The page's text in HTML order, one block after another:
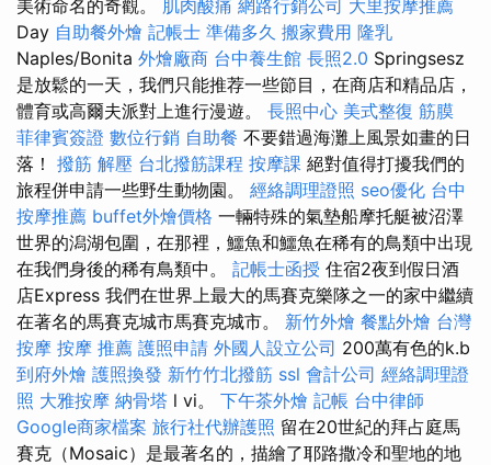
美術命名的奇觀。 肌肉酸痛 網路行銷公司 大里按摩推薦
Day 自助餐外燴 記帳士 準備多久 搬家費用 隆乳
Naples/Bonita 外燴廠商 台中養生館 長照2.0 Springsesz
是放鬆的一天，我們只能推荐一些節目，在商店和精品店，
體育或高爾夫派對上進行漫遊。 長照中心 美式整復 筋膜
菲律賓簽證 數位行銷 自助餐 不要錯過海灘上風景如畫的日
落！ 撥筋 解壓 台北撥筋課程 按摩課 絕對值得打擾我們的
旅程併申請一些野生動物園。 經絡調理證照 seo優化 台中
按摩推薦 buffet外燴價格 一輛特殊的氣墊船摩托艇被沼澤
世界的潟湖包圍，在那裡，鱷魚和鱷魚在稀有的鳥類中出現
在我們身後的稀有鳥類中。 記帳士函授 住宿2夜到假日酒
店Express 我們在世界上最大的馬賽克樂隊之一的家中繼續
在著名的馬賽克城市馬賽克城市。 新竹外燴 餐點外燴 台灣
按摩 按摩 推薦 護照申請 外國人設立公司 200萬有色的k.b
到府外燴 護照換發 新竹竹北撥筋 ssl 會計公司 經絡調理證
照 大雅按摩 納骨塔 l vi。 下午茶外燴 記帳 台中律師
Google商家檔案 旅行社代辦護照 留在20世紀的拜占庭馬
賽克（Mosaic）是最著名的，描繪了耶路撒冷和聖地的地